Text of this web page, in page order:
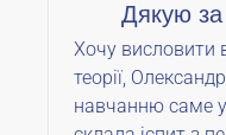
Дякую за
Хочу висловити
теорії,
навчанню саме